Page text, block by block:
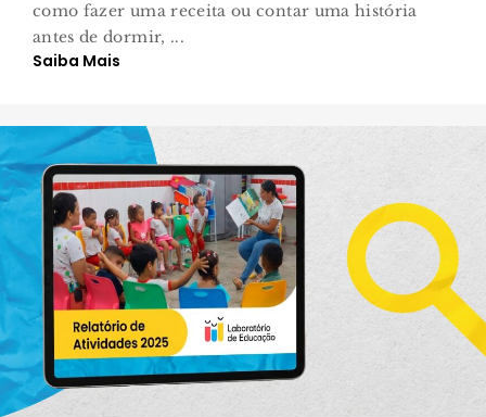
como fazer uma receita ou contar uma história
antes de dormir, ...
Saiba Mais